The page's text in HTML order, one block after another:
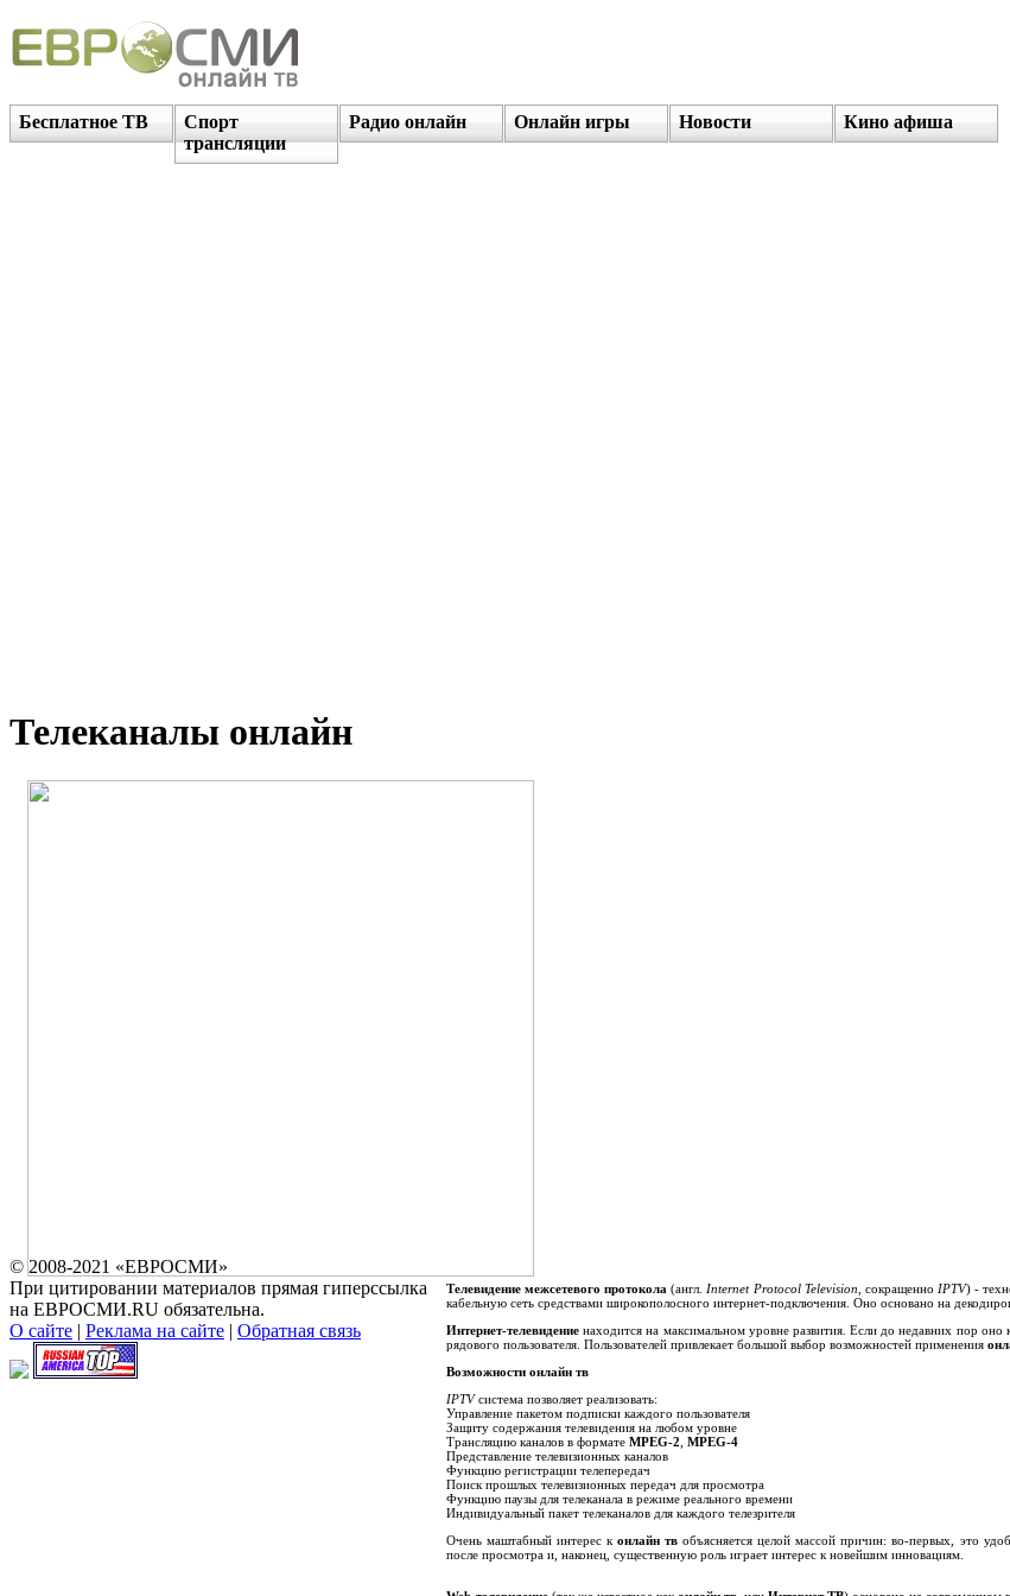
Бесплатное ТВ
Спорт
трансляции
Радио онлайн Онлайн игры Новости
Кино афиша
Телеканалы онлайн
Телевидение межсетевого протокола(англ.Internet Protocol Television, сокращенно IPTV) -
кабельную сеть средствами широкополосного интернет-подключения. Оно основано на
Интернет-телевидение находится на максимальном уровне развития. Если до недавних пор
рядового пользователя. Пользователей привлекает большой выбор возможностей применения
Возможности онлайн тв
IPTVсистема позволяет реализовать:
Управление пакетом подписки каждого пользователя
Защиту содержания телевидения на любом уровне
Трансляцию каналов в формате MPEG-2, MPEG-4
Представление телевизионных каналов
Функцию регистрации телепередач
Поиск прошлых телевизионных передач для просмотра
Функцию паузы для телеканала в режиме реального времени
Индивидуальный пакет телеканалов для каждого телезрителя
Очень маштабный интерес конлайн тв объясняется целой массой причин: во-первых, это
после просмотра и, наконец, существенную роль играет интерес к новейшим инновациям.
© 2008-2021 «ЕВРОСМИ»
При цитировании материалов прямая гиперссылка
на ЕВРОСМИ.RU обязательна.
О сайте | Реклама на сайте | Обратная связь